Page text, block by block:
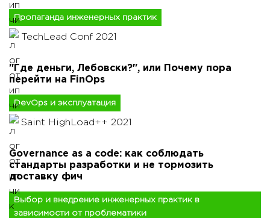
Пропаганда инженерных практик
TechLead Conf 2021
"Где деньги, Лебовски?", или Почему пора
перейти на FinOps
DevOps и эксплуатация
Saint HighLoad++ 2021
Governance as a code: как соблюдать
стандарты разработки и не тормозить
доставку фич
Выбор и внедрение инженерных практик в
зависимости от проблематики